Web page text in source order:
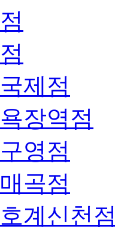
제점
장역점
영점
곡점
계신천